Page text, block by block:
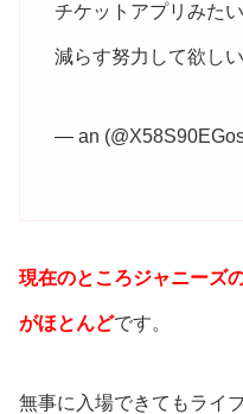
チケットアプリみた
減らす努力して欲し
— an
現在のところジャニーズ
がほとんどです。
無事に入場できてもライ